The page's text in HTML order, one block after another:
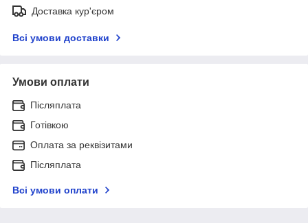
Доставка кур'єром
Всі умови доставки
Умови оплати
Післяплата
Готівкою
Оплата за реквізитами
Післяплата
Всі умови оплати